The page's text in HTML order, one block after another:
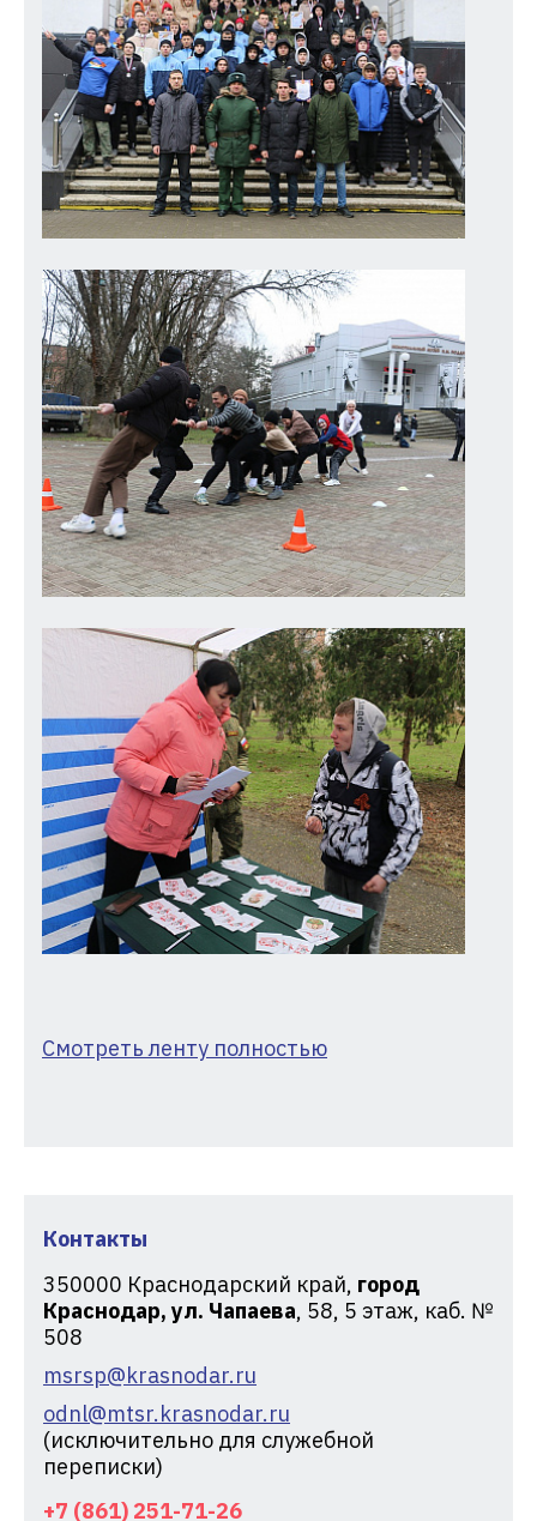
Контакты
350000 Краснодарский край, город
Краснодар, ул. Чапаева, 58, 5 этаж, каб. №
508
msrsp@krasnodar.ru
odnl@mtsr.krasnodar.ru
(исключительно для служебной
переписки)
+7 (861) 251-71-26
Смотреть ленту полностью